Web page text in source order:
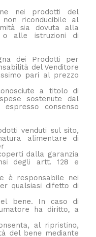
nei prodotti del
riconducibile al
sia dovuta alla
o alle istruzioni di
dei Prodotti per
del Venditore
pari al prezzo
a titolo di
sostenute dal
consenso
venduti sul sito,
alimentare di
dalla garanzia
degli artt. 128 e
è responsabile nei
qualsiasi difetto di
bene. In caso di
ha diritto, a
al ripristino,
del bene mediante